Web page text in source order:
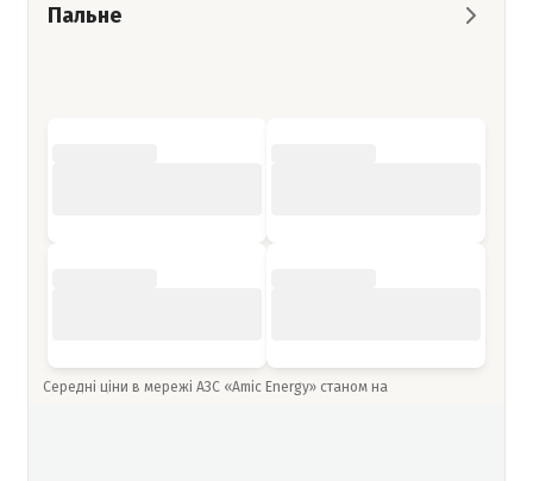
Пальне
Середні ціни в мережі АЗС «Amic Energy» станом на